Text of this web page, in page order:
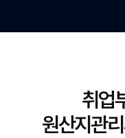
취업
원산지관